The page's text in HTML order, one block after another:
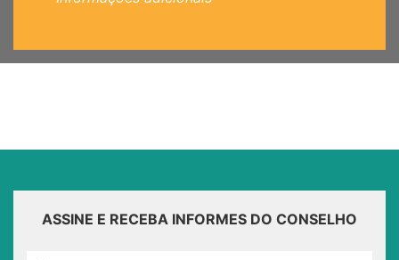
ASSINE E RECEBA INFORMES DO CONSELHO